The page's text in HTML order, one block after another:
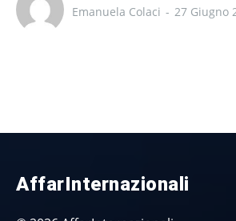
Emanuela Colaci - 27 Giugno
AffarInternazionali